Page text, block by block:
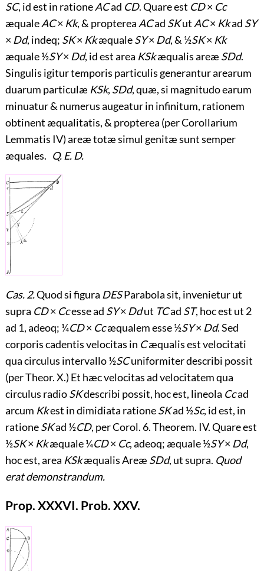
SC, id est in rationeACad CD. Quare est CD× Cc
æqualeAC× Kk, & propterea ACad SKut AC× Kkad SY
× Dd, indeq; SK× KkæqualeSY× Dd, & ½SK× Kk
æquale ½SY× Dd, id est area KSkæqualis areæ SDd.
Singulis igitur temporis particulis generantur arearum
duarum particulæ KSk, SDd, quæ, si magnitudo earum
minuatur & numerus augeatur in infinitum, rationem
obtinent æqualitatis, & propterea (per Corollarium
Lemmatis IV) areæ totæ simul genitæ sunt semper
æquales. Q. E. D.
Cas. 2.Quod si figura DESParabola sit, invenietur ut
supra CD× Ccesse ad SY× Ddut TCad ST, hoc est ut 2
ad 1, adeoq; ¼CD× Ccæqualem esse ½SY× Dd. Sed
corporiscadentis velocitas in Cæqualis est velocitati
qua circulus intervallo ½SCuniformiter describi possit
(per Theor. X.) Et hæc velocitas ad velocitatem qua
circulus radioSKdescribi possit, hoc est, lineola Ccad
arcum Kkest in dimidiata rationeSKad ½Sc, id est, in
rationeSKad ½CD, per Corol. 6. Theorem. IV. Quare est
½SK× Kkæquale ¼CD× Cc, adeoq; æquale ½SY× Dd,
hoc est, area KSkæqualis Areæ SDd, ut supra. Quod
erat demonstrandum.
Prop. XXXVI. Prob. XXV.